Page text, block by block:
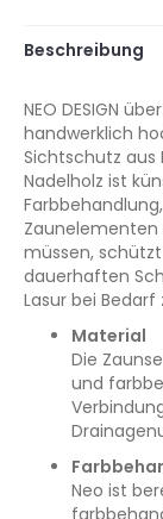
Beschreibung
NEO DESIGN
handwerklich
Sichtschutz
Nadelholz ist
Farbbehandlung,
müssen,
dauerhaften
Lasur bei Bedarf
Material
Die
und
Neo ist